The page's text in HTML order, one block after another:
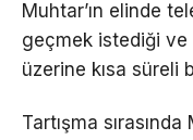
Muhtar’ın elinde
geçmek istediği ve
üzerine kısa süreli
Tartışma sırasında